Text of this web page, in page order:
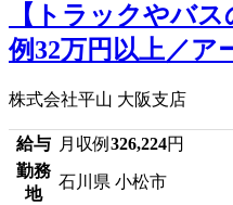
【トラックやバ
例32万円以上／ア
株式会社平山 大阪支店
給与 月収例 326,224円
勤務
地
石川県 小松市